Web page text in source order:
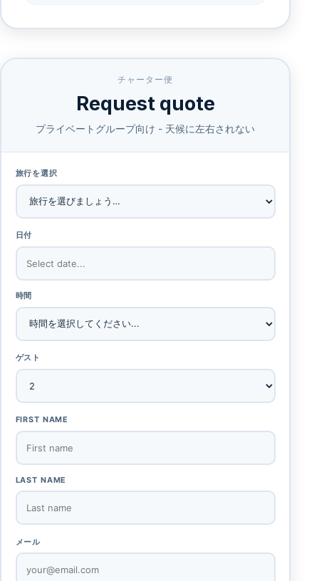
チャーター便
Request quote
プライベートグループ向け - 天候に左右されない
旅行を選択
日付
時間
ゲスト
FIRST NAME
LAST NAME
メール